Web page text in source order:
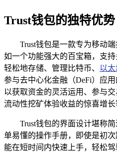
Trust钱包的独特优势
Trust钱包是一款专为移动
如一个功能强大的百宝箱，支
轻松地存储、管理比特币、 以
参与去中心化金融（DeFi）应
以获取资金的灵活运用、参与
流动性挖矿体验收益的惊喜增长
Trust钱包的界面设计堪称
单易懂的操作手册，即使是初
能在短时间内快速上手，轻松